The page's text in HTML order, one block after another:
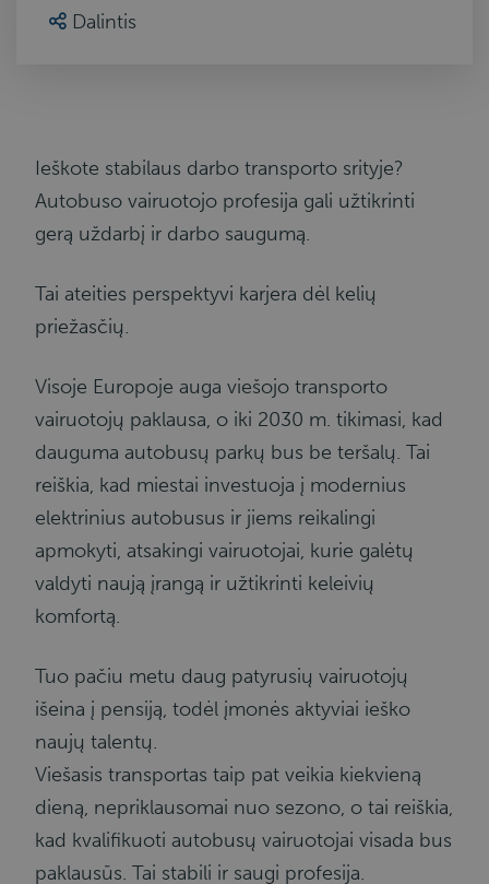
Dalintis
Ieškote stabilaus darbo transporto srityje?
Autobuso vairuotojo profesija gali užtikrinti
gerą uždarbį ir darbo saugumą.
Tai ateities perspektyvi karjera dėl kelių
priežasčių.
Visoje Europoje auga viešojo transporto
vairuotojų paklausa, o iki 2030 m. tikimasi, kad
dauguma autobusų parkų bus be teršalų. Tai
reiškia, kad miestai investuoja į modernius
elektrinius autobusus ir jiems reikalingi
apmokyti, atsakingi vairuotojai, kurie galėtų
valdyti naują įrangą ir užtikrinti keleivių
komfortą.
Tuo pačiu metu daug patyrusių vairuotojų
išeina į pensiją, todėl įmonės aktyviai ieško
naujų talentų.
Viešasis transportas taip pat veikia kiekvieną
dieną, nepriklausomai nuo sezono, o tai reiškia,
kad kvalifikuoti autobusų vairuotojai visada bus
paklausūs. Tai stabili ir saugi profesija.